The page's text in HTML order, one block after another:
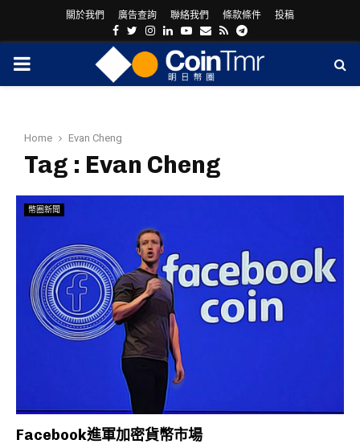
關於我們 廣告查詢 聯絡我們 條款條件 投稿
Facebook
Twitter
Instagram
LinkedinYoutube
Email
RssTelegram
PRIMARY
Home Evan Cheng
Tag : Evan Cheng
幣圈新聞
Facebook進軍加密貨幣市場